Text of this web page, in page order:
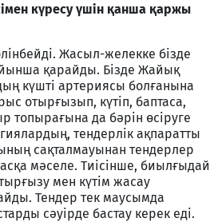
күресу үшін қанша қаржы
Жасыл-желекке бізде
қарайды. Бізде Жайық
күшті артериясы болғанына
отырғызып, күтіп, баптаса,
топырағына да бәрін өсіруге
тендерлік ақпаратты
сақталмауынан тендерлер
мәселе. Тиісінше, биылғыдай
мен күтім жасау
Тендер тек маусымда
сәуірде бастау керек еді.